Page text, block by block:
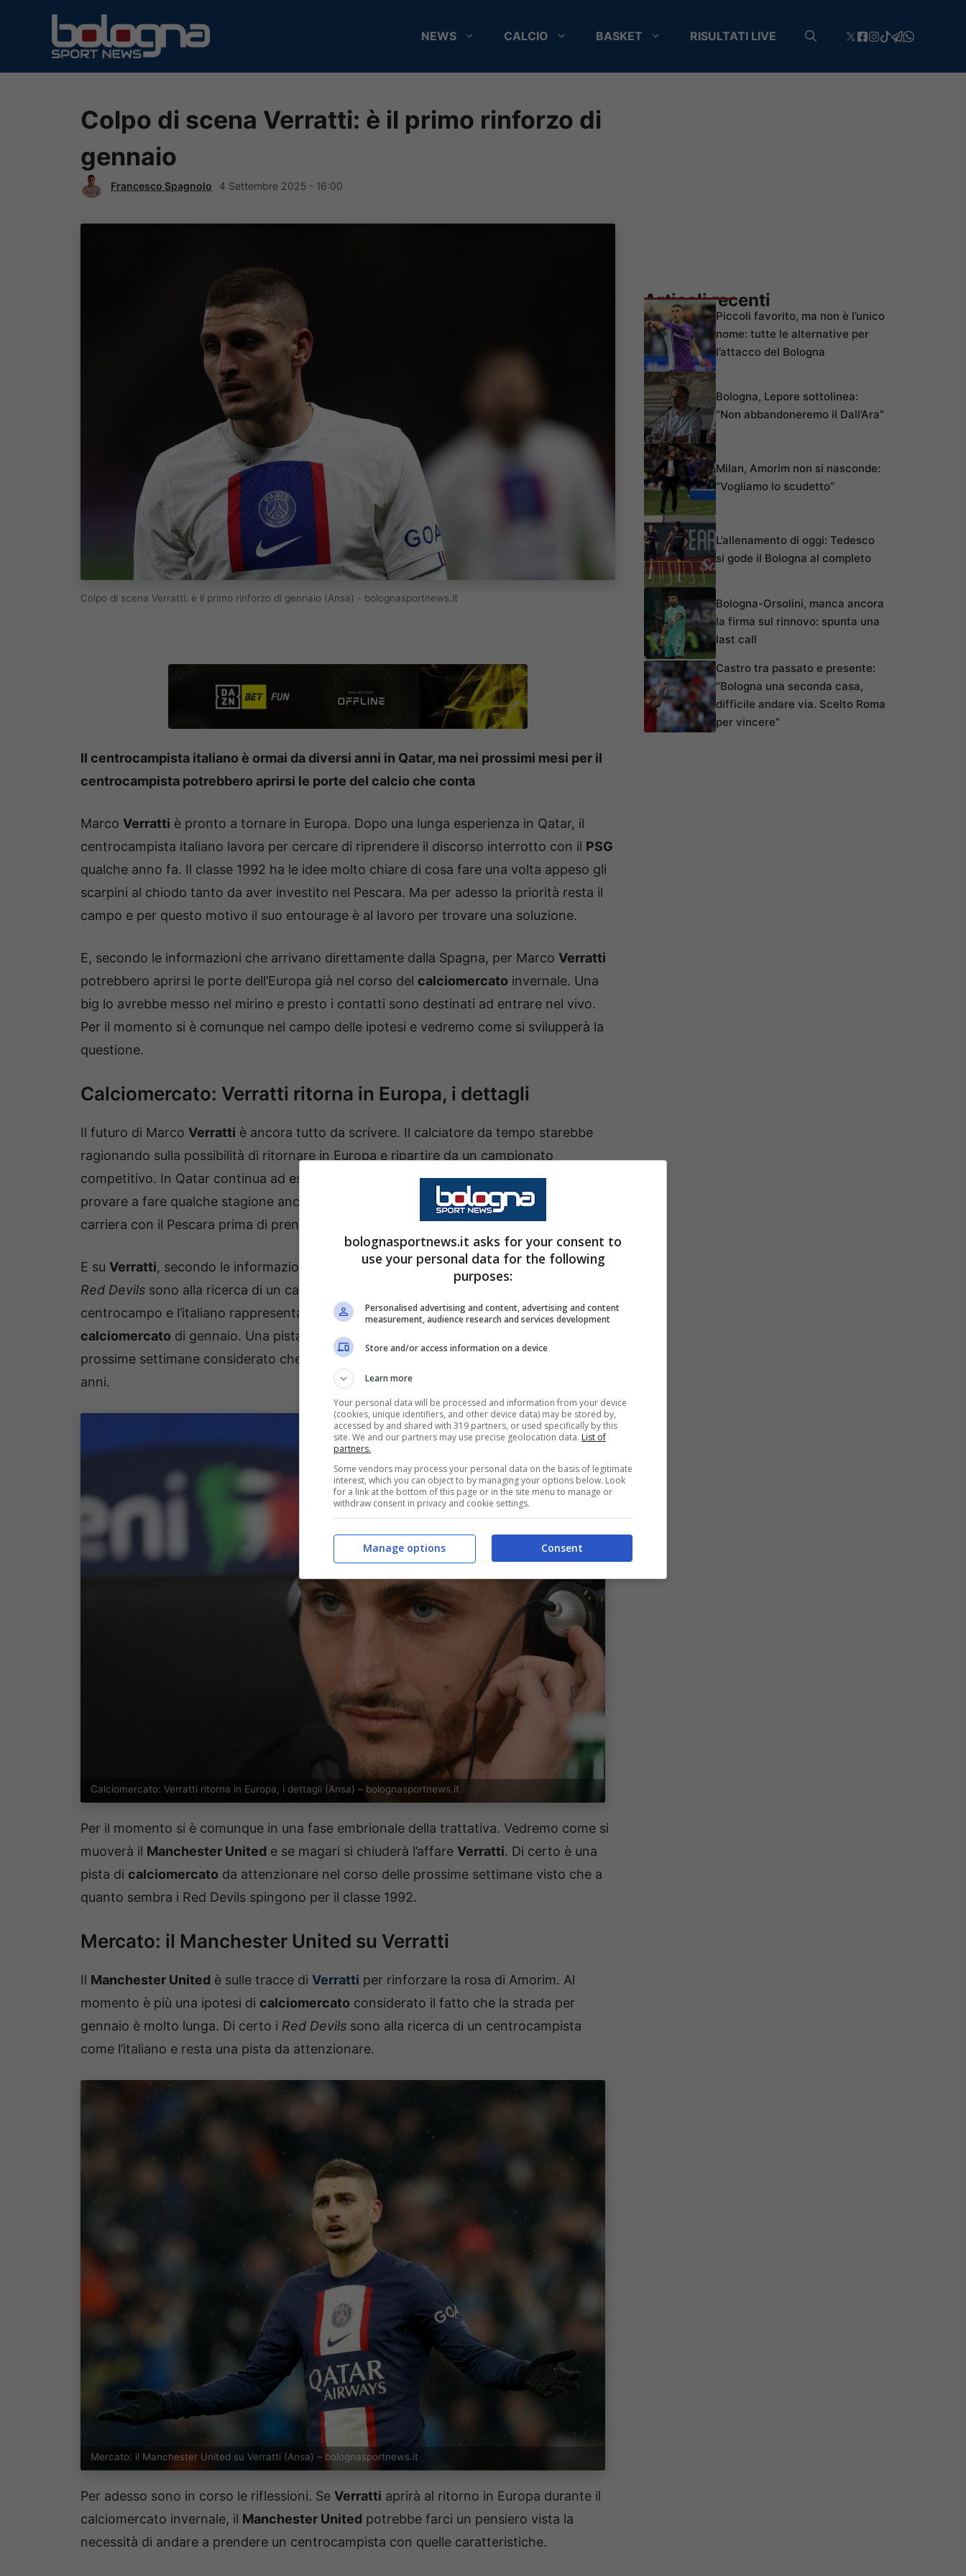
contenuto
NEWS CALCIO BASKET RISULTATI LIVE
Colpo di scena Verratti: è il primo rinforzo di
gennaio
Francesco Spagnolo 4 Settembre 2025 - 16:00
Colpo di scena Verratti: è il primo rinforzo di gennaio (Ansa) - bolognasportnews.it
Il centrocampista italiano è ormai da diversi anni in Qatar, ma nei prossimi mesi per il
centrocampista potrebbero aprirsi le porte del calcio che conta
Marco Verratti è pronto a tornare in Europa. Dopo una lunga esperienza in Qatar, il
centrocampista italiano lavora per cercare di riprendere il discorso interrotto con il PSG
qualche anno fa. Il classe 1992 ha le idee molto chiare di cosa fare una volta appeso gli
scarpini al chiodo tanto da aver investito nel Pescara. Ma per adesso la priorità resta il
campo e per questo motivo il suo entourage è al lavoro per trovare una soluzione.
E, secondo le informazioni che arrivano direttamente dalla Spagna, per Marco Verratti
potrebbero aprirsi le porte dell’Europa già nel corso del calciomercato invernale. Una
big lo avrebbe messo nel mirino e presto i contatti sono destinati ad entrare nel vivo.
Per il momento si è comunque nel campo delle ipotesi e vedremo come si svilupperà la
questione.
Calciomercato: Verratti ritorna in Europa, i dettagli
Il futuro di Marco Verratti è ancora tutto da scrivere. Il calciatore da tempo starebbe
ragionando sulla possibilità di ritornare in Europa e ripartire da un campionato
competitivo. In Qatar continua ad essere una delle stelle, ma la volontà è molto chiara:
provare a fare qualche stagione ancora in una big e poi magari terminare la propria
carriera con il Pescara prima di prendere in mano le redini del club abruzzese.
E su Verratti, secondo le informazioni di fichajes.net, ci sarebbe il Manchester United. I
Red Devils sono alla ricerca di un calciatore che possa dare equilibrio al proprio
centrocampo e l’italiano rappresenta una opportunità molto importante per il
calciomercato di gennaio. Una pista, dunque, da seguire con attenzione nel corso delle
prossime settimane considerato che l’ex PSG spinge per un ritorno in Europa dopo due
anni.
Calciomercato: Verratti ritorna in Europa, i dettagli (Ansa) – bolognasportnews.it
Per il momento si è comunque in una fase embrionale della trattativa. Vedremo come si
muoverà il Manchester United e se magari si chiuderà l’affare Verratti. Di certo è una
pista di calciomercato da attenzionare nel corso delle prossime settimane visto che a
quanto sembra i Red Devils spingono per il classe 1992.
Mercato: il Manchester United su Verratti
Il Manchester United è sulle tracce di Verratti per rinforzare la rosa di Amorim. Al
momento è più una ipotesi di calciomercato considerato il fatto che la strada per
gennaio è molto lunga. Di certo i Red Devils sono alla ricerca di un centrocampista
come l’italiano e resta una pista da attenzionare.
Mercato: il Manchester United su Verratti (Ansa) – bolognasportnews.it
Per adesso sono in corso le riflessioni. Se Verratti aprirà al ritorno in Europa durante il
calciomercato invernale, il Manchester United potrebbe farci un pensiero vista la
necessità di andare a prendere un centrocampista con quelle caratteristiche.
Articoli recenti
Piccoli favorito, ma non è l’unico
nome: tutte le alternative per
l’attacco del Bologna
Bologna, Lepore sottolinea:
“Non abbandoneremo il Dall’Ara”
Milan, Amorim non si nasconde:
“Vogliamo lo scudetto”
L’allenamento di oggi: Tedesco
si gode il Bologna al completo
Bologna-Orsolini, manca ancora
la firma sul rinnovo: spunta una
last call
Castro tra passato e presente:
“Bologna una seconda casa,
difficile andare via. Scelto Roma
per vincere”
bolognasportnews.it asks for your consent to
use your personal data for the following
purposes:
Personalised advertising and content, advertising and content
measurement, audience research and services development
Store and/or access information on a device
Learn more
Your personal data will be processed and information from your device
(cookies, unique identifiers, and other device data) may be stored by,
accessed by and shared with 319 partners, or used specifically by this
site. We and our partners may use precise geolocation data. List of
partners.
Some vendors may process your personal data on the basis of legitimate
interest, which you can object to by managing your options below. Look
for a link at the bottom of this page or in the site menu to manage or
withdraw consent in privacy and cookie settings.
Consent
Manage options